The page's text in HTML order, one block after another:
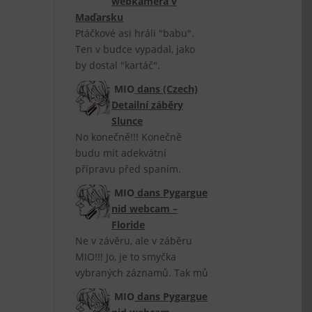
Maďarsku
Ptáčkové asi hráli "babu".
Ten v budce vypadal, jako
by dostal "kartáč".
MIO dans (Czech)
Detailní záběry
Slunce
No konečně!!! Konečně
budu mít adekvátní
přípravu před spaním.
MIO dans Pygargue
nid webcam –
Floride
Ne v závěru, ale v záběru
MIO!!! Jo, je to smyčka
vybraných záznamů. Tak mů
MIO dans Pygargue